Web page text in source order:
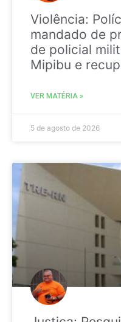
Violência:
mandado de
de policial
Mipibu e
VER MATÉRIA »
5 de agosto de 2026